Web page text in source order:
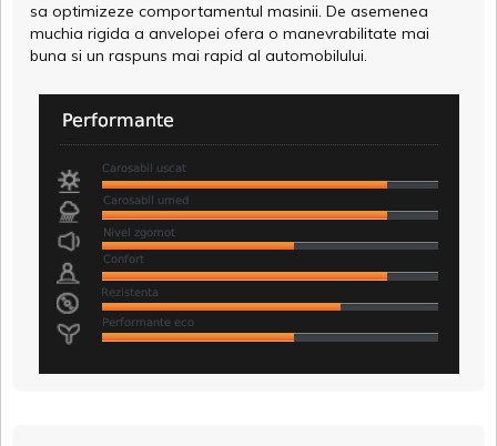
sa optimizeze comportamentul masinii. De asemenea
muchia rigida a anvelopei ofera o manevrabilitate mai
buna si un raspuns mai rapid al automobilului.